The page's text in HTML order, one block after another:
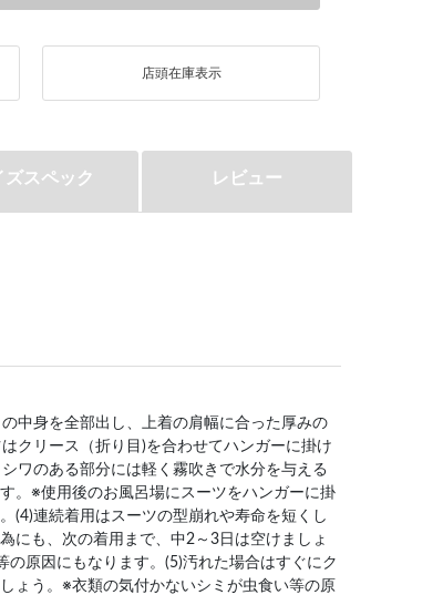
店頭在庫表示
ズスペック レビュー
中身を全部出し、上着の肩幅に合った厚みの
クリース（折り目)を合わせてハンガーに掛け
ワのある部分には軽く霧吹きで水分を与える
。※使用後のお風呂場にスーツをハンガーに掛
(4)連続着用はスーツの型崩れや寿命を短くし
にも、次の着用まで、中2～3日は空けましょ
原因にもなります。(5)汚れた場合はすぐにク
ょう。※衣類の気付かないシミが虫食い等の原